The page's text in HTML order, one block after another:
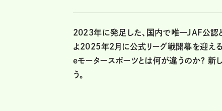
2023年に発足した、国内で唯一JAF公認と
よ2025年2月に公式リーグ戦開幕を迎え
eモータースポーツとは何が違うのか？
う。